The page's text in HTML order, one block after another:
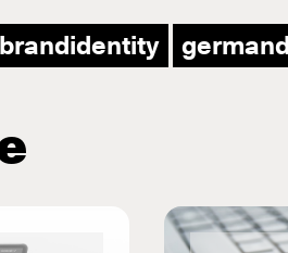
brandidentity